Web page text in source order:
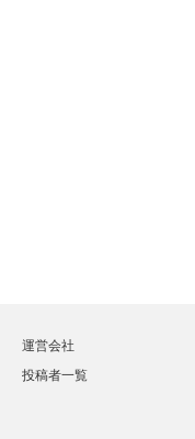
運営会社
投稿者一覧